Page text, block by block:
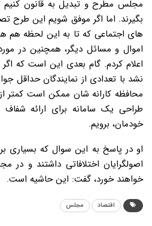
مجلس مطرح و تبدیل به قانون کنیم
بگیرند. اما اگر موفق شویم این طرح
های اجتماعی که تا به این لحظه هم
اموال و مسائل دیگر، همچنین در
اعلام کردم. گام بعدی این است که
نشد با تعدادی از نمایندگان حداقل
محافظه کارانه شان ممکن است کمتر
طراحی یک سامانه برای ارائه
خودمان، برویم.
او در پاسخ به این سوال که بسیاری
اصولگرایان اختلافاتی داشتند و
خواهند خورد، گفت: این حاشیه است.
اقتصاد مجلس